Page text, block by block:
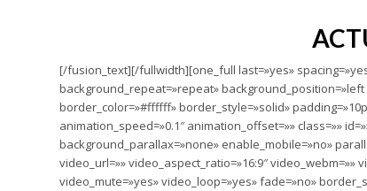
[/fusion_text][/fullwidth][one_full last=»yes»
background_repeat=»repeat»
border_color=»#ffffff» border_style=»solid»
animation_speed=»0.1″ animation_offset=»» class=»»
background_parallax=»none» enable_mobile=»no»
video_url=»» video_aspect_ratio=»16:9″ video_webm=»»
video_mute=»yes» video_loop=»yes» fade=»no»